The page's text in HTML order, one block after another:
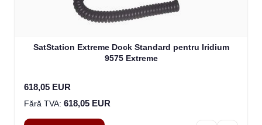
SatStation Extreme Dock Standard pentru Iridium
9575 Extreme
618,05 EUR
618,05 EUR